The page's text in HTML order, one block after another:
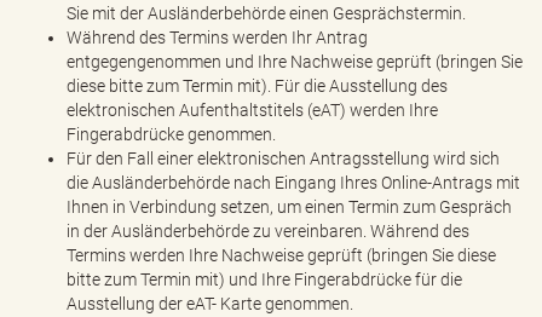
Sie mit der Ausländerbehörde einen Gesprächstermin.
Während des Termins werden Ihr Antrag
entgegengenommen und Ihre Nachweise geprüft (bringen Sie
diese bitte zum Termin mit). Für die Ausstellung des
elektronischen Aufenthaltstitels (eAT) werden Ihre
Fingerabdrücke genommen.
Für den Fall einer elektronischen Antragsstellung wird sich
die Ausländerbehörde nach Eingang Ihres Online-Antrags mit
Ihnen in Verbindung setzen, um einen Termin zum Gespräch
in der Ausländerbehörde zu vereinbaren. Während des
Termins werden Ihre Nachweise geprüft (bringen Sie diese
bitte zum Termin mit) und Ihre Fingerabdrücke für die
Ausstellung der eAT- Karte genommen.